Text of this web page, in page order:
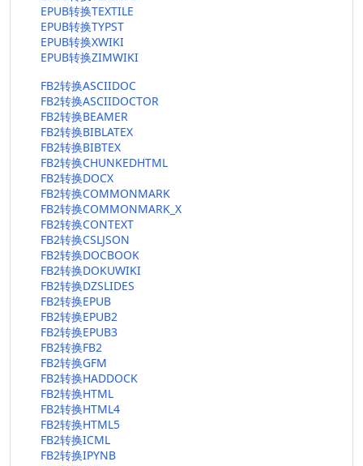
EPUB转换TEXTILE
EPUB转换TYPST
EPUB转换XWIKI
EPUB转换ZIMWIKI
FB2转换ASCIIDOC
FB2转换ASCIIDOCTOR
FB2转换BEAMER
FB2转换BIBLATEX
FB2转换BIBTEX
FB2转换CHUNKEDHTML
FB2转换DOCX
FB2转换COMMONMARK
FB2转换COMMONMARK_X
FB2转换CONTEXT
FB2转换CSLJSON
FB2转换DOCBOOK
FB2转换DOKUWIKI
FB2转换DZSLIDES
FB2转换EPUB
FB2转换EPUB2
FB2转换EPUB3
FB2转换FB2
FB2转换GFM
FB2转换HADDOCK
FB2转换HTML
FB2转换HTML4
FB2转换HTML5
FB2转换ICML
FB2转换IPYNB